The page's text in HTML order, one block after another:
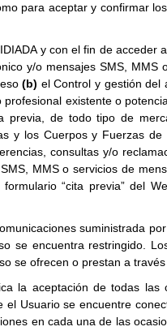
para aceptar y confirmar
y con el fin de acceder
y/o mensajes SMS, MMS
(b) el Control y gestión del
existente o
previa, de todo tipo de
y los Cuerpos y Fuerzas
consultas y/o
MMS o servicios de
“cita previa” del
suministrada
se encuentra restringido.
se ofrecen o prestan a través
la aceptación de todas las
Usuario se encuentre
en cada una de las